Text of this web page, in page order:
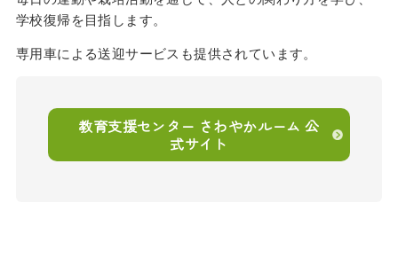
学校復帰を目指します。
専用車による送迎サービスも提供されています。
教育支援センター さわやかルーム 公
式サイト